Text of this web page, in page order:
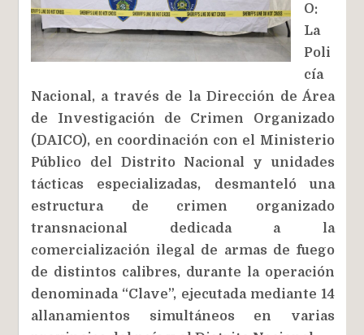
O:
La
Poli
cía
Nacional, a través de la Dirección de Área
de Investigación de Crimen Organizado
(DAICO), en coordinación con el Ministerio
Público del Distrito Nacional y unidades
tácticas especializadas, desmanteló una
estructura de crimen organizado
transnacional dedicada a la
comercialización ilegal de armas de fuego
de distintos calibres, durante la operación
denominada “Clave”, ejecutada mediante 14
allanamientos simultáneos en varias